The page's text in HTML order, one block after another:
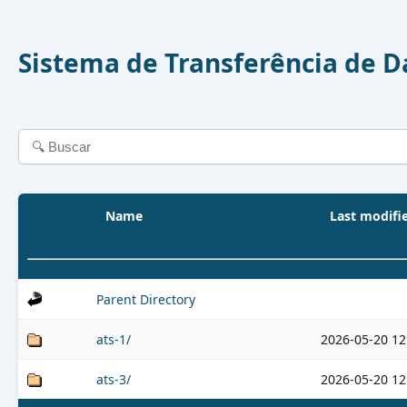
Sistema de Transferência de
Name Last
Parent Directory
ats-1/ 2026-05-20
ats-3/ 2026-05-20